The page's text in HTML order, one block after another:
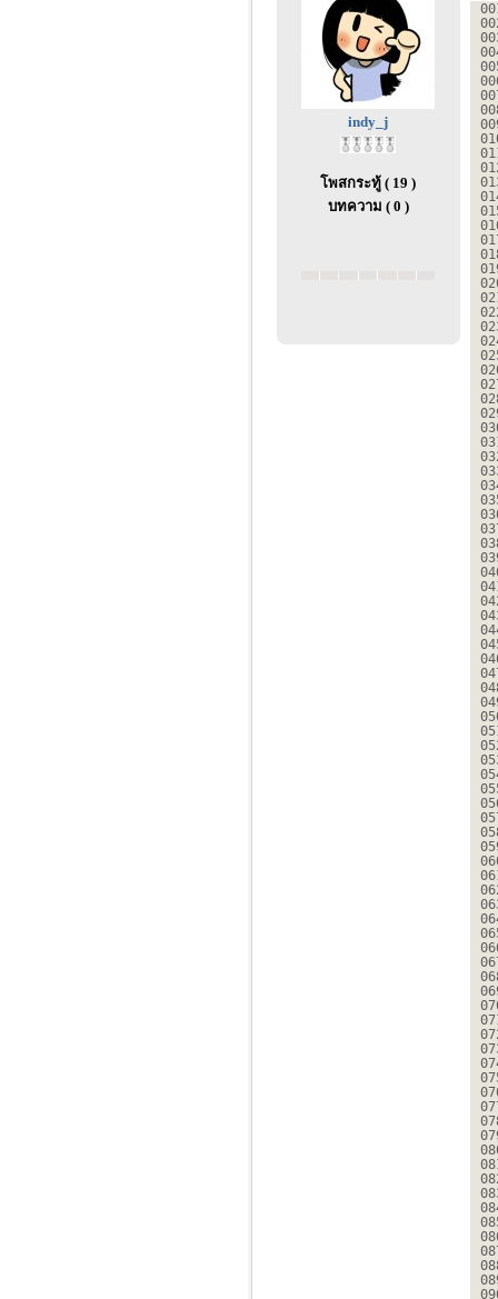
indy_j
โพสกระทู้ ( 19 )
บทความ ( 0 )